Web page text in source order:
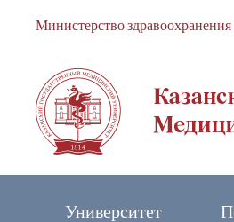
Министерство
Университет